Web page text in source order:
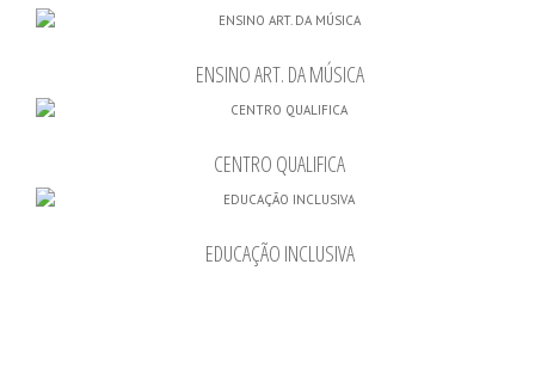
ENSINO ART. DA MÚSICA
CENTRO QUALIFICA
EDUCAÇÃO INCLUSIVA